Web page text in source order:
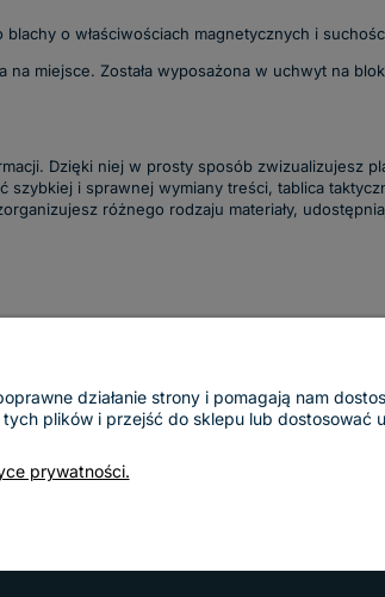
o właściwościach magnetycznych i
miejsce. Została wyposażona w uchwyt na
Dzięki niej w prosty sposób zwizualizujesz
i sprawnej wymiany treści, tablica
różnego rodzaju materiały,
dostawy
płatności
działanie strony i pomagają nam
plików i przejść do sklepu lub dostosować
prywatności.